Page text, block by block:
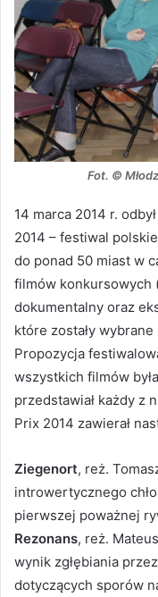
Fot. ©
14 marca 2014 r.
2014 – festiwal
do ponad 50 miast w
filmów konkursowych
dokumentalny oraz
które zostały
Propozycja
wszystkich filmów
przedstawiał każdy z
Prix 2014 zawierał
Ziegenort, reż.
introwertycznego
pierwszej poważnej
Rezonans, reż.
wynik zgłębiania
dotyczących sporów